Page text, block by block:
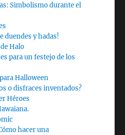
Simbolismo durante el
duendes y hadas!
Halo
para un festejo de los
Halloween
o disfraces inventados?
Héroes
hacer una